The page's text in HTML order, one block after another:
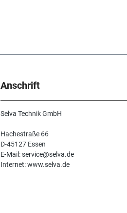
Anschrift
Selva Technik GmbH
Hachestraße 66
D-45127 Essen
E-Mail: service@selva.de
Internet: www.selva.de